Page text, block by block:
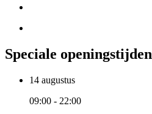
Speciale openingstijden
14 augustus
09:00 - 22:00